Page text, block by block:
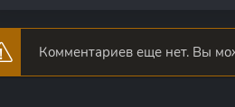
Комментариев еще нет. Вы